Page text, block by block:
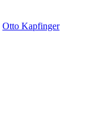
Otto Kapfinger